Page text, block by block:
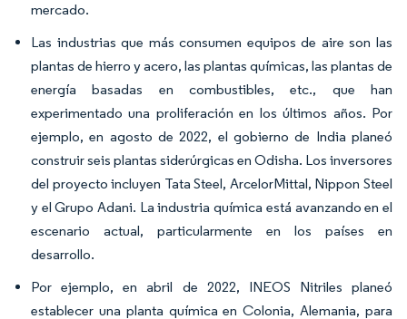
mercado.
Las industrias que más consumen equipos de aire son las
plantas de hierro y acero, las plantas químicas, las plantas de
energía basadas en combustibles, etc., que han
experimentado una proliferación en los últimos años. Por
ejemplo, en agosto de 2022, el gobierno de India planeó
construir seis plantas siderúrgicas en Odisha. Los inversores
del proyecto incluyen Tata Steel, ArcelorMittal, Nippon Steel
y el Grupo Adani. La industria química está avanzando en el
escenario actual, particularmente en los países en
desarrollo.
Por ejemplo, en abril de 2022, INEOS Nitriles planeó
establecer una planta química en Colonia, Alemania, para